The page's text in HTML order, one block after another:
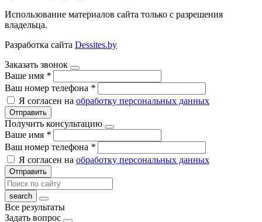
Использование материалов сайта только с разрешения
владельца.
Разработка сайта Dessites.by
Заказать звонок
Ваше имя *
Ваш номер телефона *
Я согласен на обработку персональных данных
Отправить
Получить консультацию
Ваше имя *
Ваш номер телефона *
Я согласен на обработку персональных данных
Отправить
Все результаты
Задать вопрос